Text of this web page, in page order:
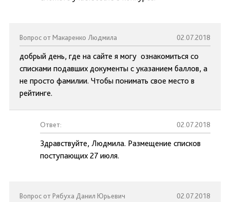
Вопрос от Макаренко Людмила 02.07.2018
добрый день, где на сайте я могу ознакомиться со
списками подавших документы с указанием баллов, а
не просто фамилии. Чтобы понимать свое место в
рейтинге.
Ответ: 02.07.2018
Здравствуйте, Людмила. Размещение списков
поступающих 27 июля.
Вопрос от Рябуха Данил Юрьевич 02.07.2018